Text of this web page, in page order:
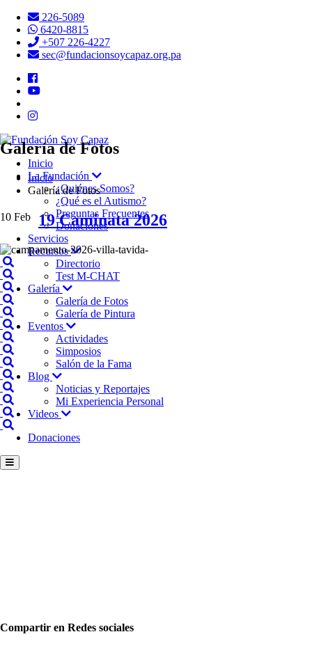
226-5089
6420-8815
+507 226-4227
sec@fundacionsoycapaz.org.pa
Inicio
La Fundación
¿Quiénes Somos?
¿Qué es el Autismo?
Preguntas Frecuentes
Donaciones
Servicios
Recursos
Directorio
Test M-CHAT
Galería
Galería de Fotos
Galería de Pintura
Eventos
Actividades
Simposios
Salón de la Fama
Blog
Noticias y Reportajes
Mi Experiencia Personal
Videos
Donaciones
Galería de Fotos
Inicio
Galería de Fotos
10 Feb 19 Caminata 2026
Compartir en Redes sociales